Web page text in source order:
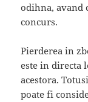
odihna, avand
concurs.
Pierderea in
este in directa
acestora.
poate fi